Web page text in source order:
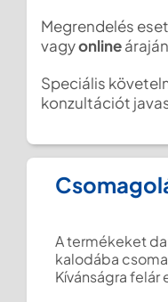
Megrendelés
vagyonline
Speciális
konzultációt
A termékeket
kalodába
Kívánságra felár